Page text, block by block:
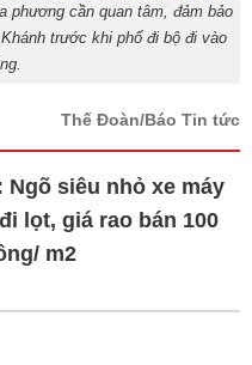
phương cần quan tâm, đảm bảo
trước khi phố đi bộ đi vào
Thế Đoàn/Báo Tin tức
Ngõ siêu nhỏ xe máy
lọt, giá rao bán 100
m2